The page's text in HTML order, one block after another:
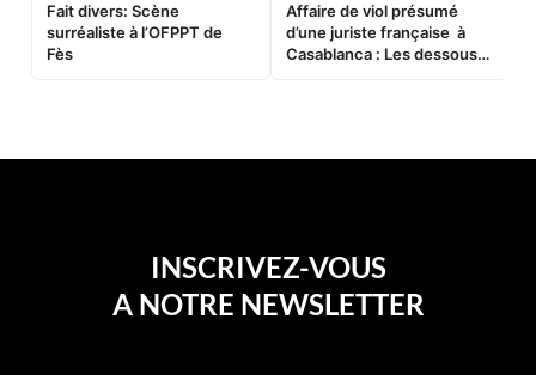
Fait divers: Scène
surréaliste à l’OFPPT de
Fès
Affaire de viol présumé
d’une juriste française à
Casablanca : Les dessous
INSCRIVEZ-VOUS
A NOTRE NEWSLETTER